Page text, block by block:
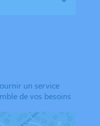
un service
de vos besoins